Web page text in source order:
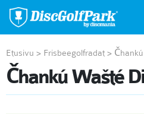
Etusivu > Frisbeegolfradat >
Čhankú Wašté